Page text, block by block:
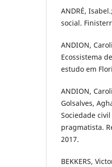
ANDRÉ,
social.
ANDION,
Ecossistema
estudo em
ANDION,
Golsalves,
Sociedade
pragmatista.
2017.
BEKKERS,